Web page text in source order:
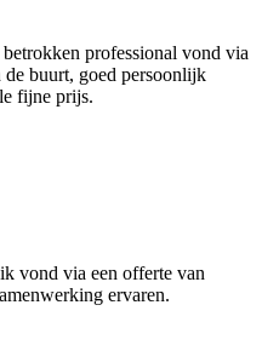
professional vond via
buurt, goed persoonlijk
fijne prijs.
vond via een offerte van
ervaren.